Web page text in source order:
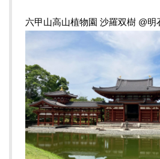
六甲山高山植物園 沙羅双樹 @明